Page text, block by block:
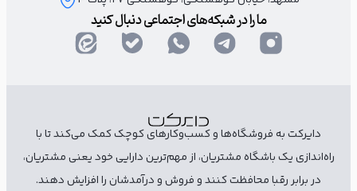
ما را در شبکه‌های اجتماعی دنبال کنید
دایرکت به فروشگاه‌ها و کسب‌وکارهای کوچک کمک می‌کند تا با
راه‌اندازی یک باشگاه مشتریان، از مهم‌ترین دارایی خود یعنی مشتریان،
در برابر رقبا محافظت کنند و فروش و درآمدشان را افزایش دهند.